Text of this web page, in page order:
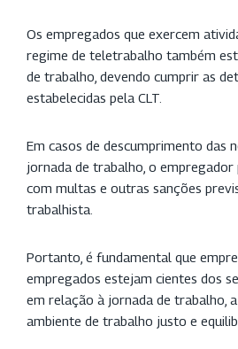
Os empregados que exercem
regime de teletrabalho também
de trabalho, devendo cumprir as
estabelecidas pela CLT.
Em casos de descumprimento das
jornada de trabalho, o empregador
com multas e outras sanções
trabalhista.
Portanto, é fundamental que
empregados estejam cientes dos
em relação à jornada de trabalho,
ambiente de trabalho justo e